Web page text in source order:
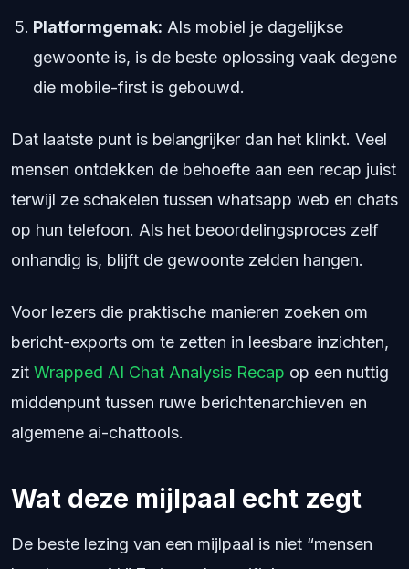
Platformgemak: Als mobiel je dagelijkse
gewoonte is, is de beste oplossing vaak degene
die mobile-first is gebouwd.
Dat laatste punt is belangrijker dan het klinkt. Veel
mensen ontdekken de behoefte aan een recap juist
terwijl ze schakelen tussen whatsapp web en chats
op hun telefoon. Als het beoordelingsproces zelf
onhandig is, blijft de gewoonte zelden hangen.
Voor lezers die praktische manieren zoeken om
bericht-exports om te zetten in leesbare inzichten,
zit Wrapped AI Chat Analysis Recap op een nuttig
middenpunt tussen ruwe berichtenarchieven en
algemene ai-chattools.
Wat deze mijlpaal echt zegt
De beste lezing van een mijlpaal is niet “mensen